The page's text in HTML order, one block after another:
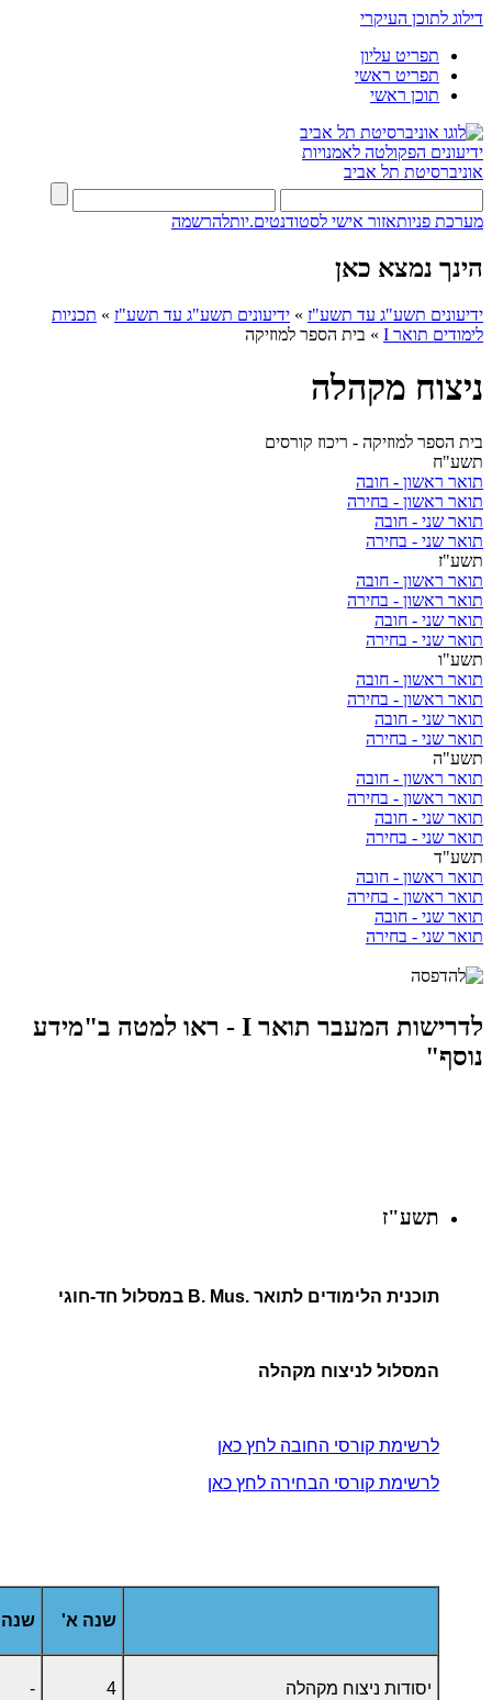
דילוג לתוכן העיקרי
תפריט עליון
תפריט ראשי
תוכן ראשי
ידיעונים הפקולטה לאמנויות
אוניברסיטת תל אביב
מערכת פניותאזור אישי לסטודנטים.יותלהרשמה
הינך נמצא כאן
ידיעונים תשע"ג עד תשע"ז » ידיעונים תשע"ג עד תשע"ז » תכניות
לימודים תואר I
» בית הספר למוזיקה
ניצוח מקהלה
בית הספר למוזיקה - ריכוז קורסים
תשע"ח
תואר ראשון - חובה
תואר ראשון - בחירה
תואר שני - חובה
תואר שני - בחירה
תשע"ז
תואר ראשון - חובה
תואר ראשון - בחירה
תואר שני - חובה
תואר שני - בחירה
תשע"ו
תואר ראשון - חובה
תואר ראשון - בחירה
תואר שני - חובה
תואר שני - בחירה
תשע"ה
תואר ראשון - חובה
תואר ראשון - בחירה
תואר שני - חובה
תואר שני - בחירה
תשע"ד
תואר ראשון - חובה
תואר ראשון - בחירה
תואר שני - חובה
תואר שני - בחירה
לדרישות המעבר תואר I - ראו למטה ב"מידע
נוסף"
תשע"ז
תוכנית הלימודים לתואר .B. Mus במסלול חד-חוגי
המסלול לניצוח מקהלה
לרשימת קורסי החובה לחץ כאן
לרשימת קורסי הבחירה לחץ כאן
שנה א'
יסודות ניצוח מקהלה 4
-